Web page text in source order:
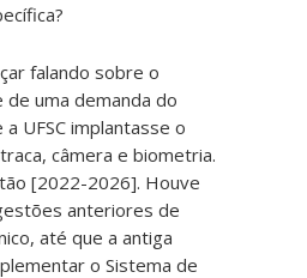
falando sobre o
de uma demanda do
UFSC implantasse o
câmera e biometria.
[2022-2026]. Houve
anteriores de
até que a antiga
o Sistema de